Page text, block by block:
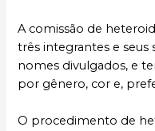
A comissão de
três integrantes e seus
nomes divulgados, e
por gênero, cor e,
O procedimento de